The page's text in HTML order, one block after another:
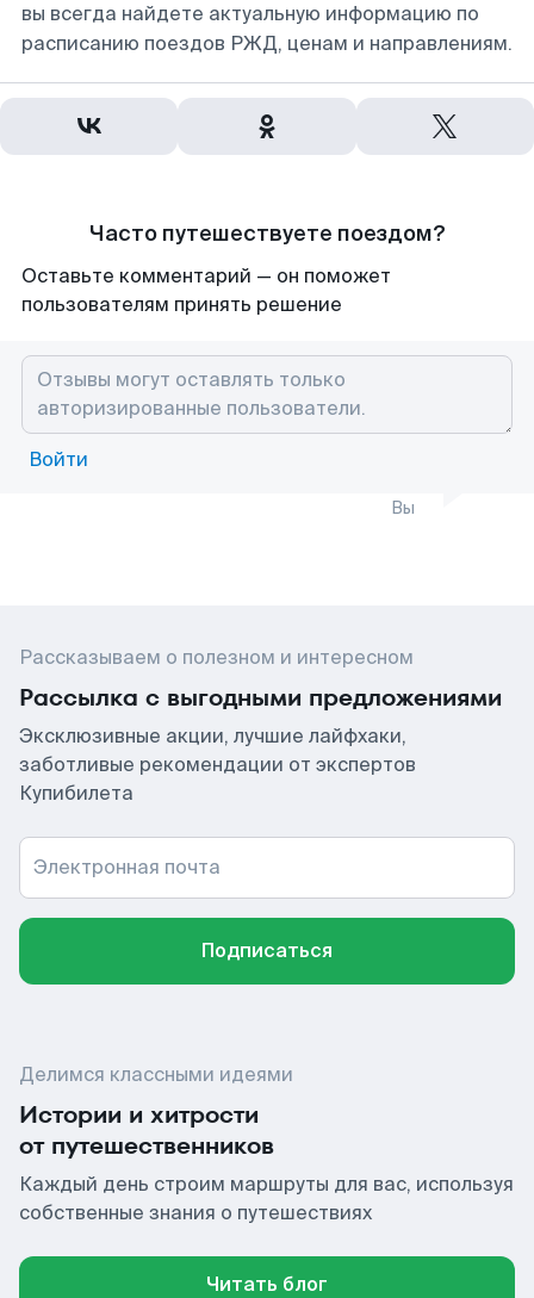
вы всегда найдете актуальную информацию по
расписанию поездов РЖД, ценам и направлениям.
Часто путешествуете поездом?
Оставьте комментарий — он поможет
пользователям принять решение
Войти
Вы
Рассказываем о полезном и интересном
Рассылка с выгодными предложениями
Эксклюзивные акции, лучшие лайфхаки,
заботливые рекомендации от экспертов
Купибилета
Электронная почта
Подписаться
Делимся классными идеями
Истории и хитрости
от путешественников
Каждый день строим маршруты для вас, используя
собственные знания о путешествиях
Читать блог